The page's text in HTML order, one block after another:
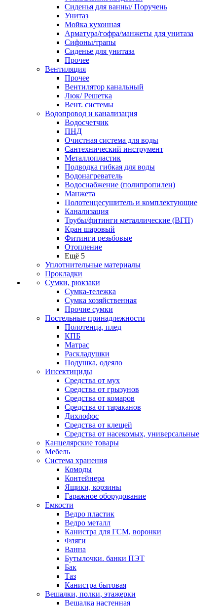
Сиденья для ванны/ Поручень
Унитаз
Мойка кухонная
Арматура/гофра/манжеты для унитаза
Сифоны/трапы
Сиденье для унитаза
Прочее
Вентиляция
Прочее
Вентилятор канальный
Люк/ Решетка
Вент. системы
Водопровод и канализация
Водосчетчик
ПНД
Очистная система для воды
Сантехнический инструмент
Металлопластик
Подводка гибкая для воды
Водонагреватель
Водоснабжение (полипропилен)
Манжета
Полотенцесушитель и комплектующие
Канализация
Трубы/фитинги металлические (ВГП)
Кран шаровый
Фитинги резьбовые
Отопление
Ещё 5
Уплотнительные материалы
Прокладки
Сумки, рюкзаки
Сумка-тележка
Сумка хозяйственная
Прочие сумки
Постельные принадлежности
Полотенца, плед
КПБ
Матрас
Раскладушки
Подушка, одеяло
Инсектициды
Средства от мух
Средства от грызунов
Средства от комаров
Средства от тараканов
Дихлофос
Средства от клещей
Средства от насекомых, универсальные
Канцелярские товары
Мебель
Система хранения
Комоды
Контейнера
Ящики, корзины
Гаражное оборудование
Емкости
Ведро пластик
Ведро металл
Канистра для ГСМ, воронки
Фляги
Ванна
Бутылочки. банки ПЭТ
Бак
Таз
Канистра бытовая
Вешалки, полки, этажерки
Вешалка настенная